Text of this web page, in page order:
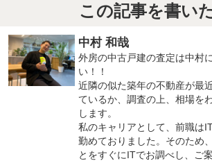
この記事を書い
中村 和哉
外房の中古戸建の査定は中村
い！！
近隣の似た築年の不動産が最
ているか、調査の上、相場を
します。
私のキャリアとして、前職は
勤めておりました。そのため
とをすぐにITでお調べし、ご